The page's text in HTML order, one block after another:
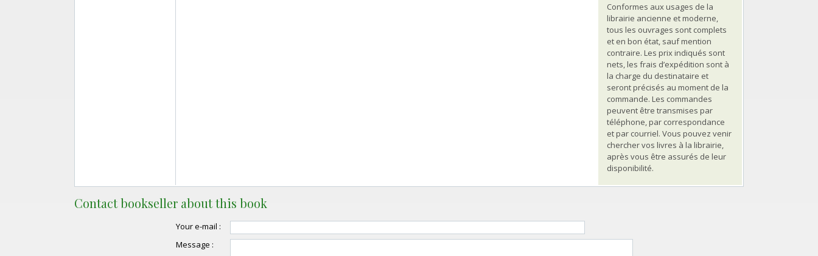
Conformes aux usages de la
librairie ancienne et moderne,
tous les ouvrages sont complets
et en bon état, sauf mention
contraire. Les prix indiqués sont
nets, les frais d’expédition sont à
la charge du destinataire et
seront précisés au moment de la
commande. Les commandes
peuvent être transmises par
téléphone, par correspondance
et par courriel. Vous pouvez venir
chercher vos livres à la librairie,
après vous être assurés de leur
disponibilité.
Contact bookseller about this book
Your e-mail :
Message :